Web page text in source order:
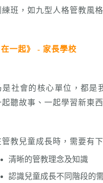
練班，如九型人格管教風格
在一起》 - 家長學校
是社會的核心單位，都是
起聽故事、一起學習新東
管教兒童成長時，需要有
清晰的管教理念及知識
認識兒童成長不同階段的